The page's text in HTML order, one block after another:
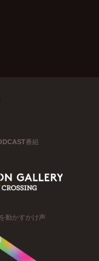
番組
動かすかけ声